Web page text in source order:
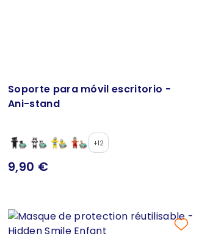
Soporte para móvil escritorio -
Ani-stand
+12
9,90 €